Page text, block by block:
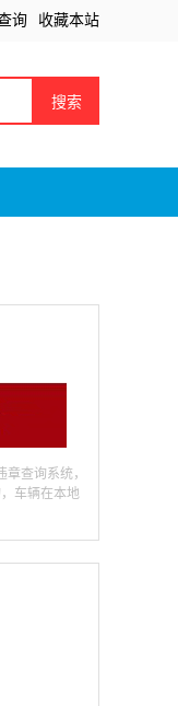
询 收藏本站
搜索
查询系统，
车辆在本地